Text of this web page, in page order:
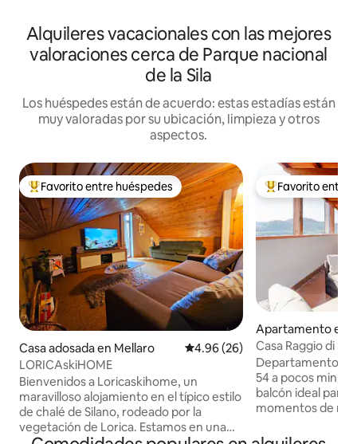
Alquileres vacacionales con las mejores
valoraciones cerca de Parque nacional
de la Sila
Los huéspedes están de acuerdo: estas estadías están
muy valoradas por su ubicación, limpieza y otros
aspectos.
Favorito entre huéspedes preferido
Favorito entre huéspedes
Casa adosada en Mellaro Calificación promedio: 4.96 de
4.96 (26)
LORICAskiHOME
Bienvenidos a Loricaskihome, un
maravilloso alojamiento en el típico estilo
de chalé de Silano, rodeado por la
vegetación de Lorica. Estamos en una
Favorito entre
Favorito entre
Apartamento en
Casa Raggio di
tuya.
Departamento en
54 a pocos
balcón ideal para
momentos de relajación. A 5
Corso Mazzini, la